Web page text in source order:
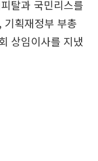
탈과 국민리스를
기획재정부 부총
상임이사를 지냈